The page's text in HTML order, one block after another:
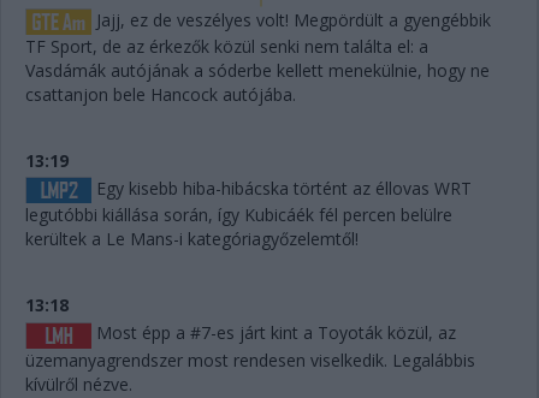
Jajj, ez de veszélyes volt! Megpördült a gyengébbik
TF Sport, de az érkezők közül senki nem találta el: a
Vasdámák autójának a sóderbe kellett menekülnie, hogy ne
csattanjon bele Hancock autójába.
13:19
Egy kisebb hiba-hibácska történt az éllovas WRT
legutóbbi kiállása során, így Kubicáék fél percen belülre
kerültek a Le Mans-i kategóriagyőzelemtől!
13:18
Most épp a #7-es járt kint a Toyoták közül, az
üzemanyagrendszer most rendesen viselkedik. Legalábbis
kívülről nézve.